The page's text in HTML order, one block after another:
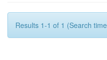
Results 1-1 of 1 (Search